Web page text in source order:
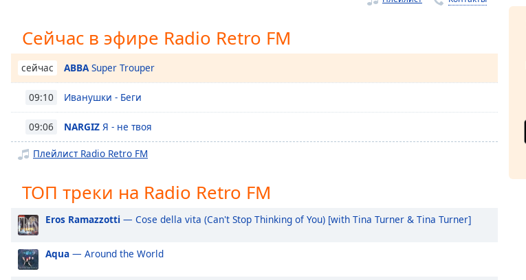
Playback
Rate
Chapters
Chapters
Descriptions
off,
Subtitles
subtitles
Сейчас в эфире Radio Retro FM
сейчас ABBA Super Trouper
09:10 Иванушки - Беги
09:06 NARGIZ Я - не твоя
Плейлист Radio Retro FM
ТОП треки на Radio Retro FM
Eros Ramazzotti — Cose della vita (Can't Stop Thinking of You) [with Tina Turner & Tina Turner]
Aqua — Around the World